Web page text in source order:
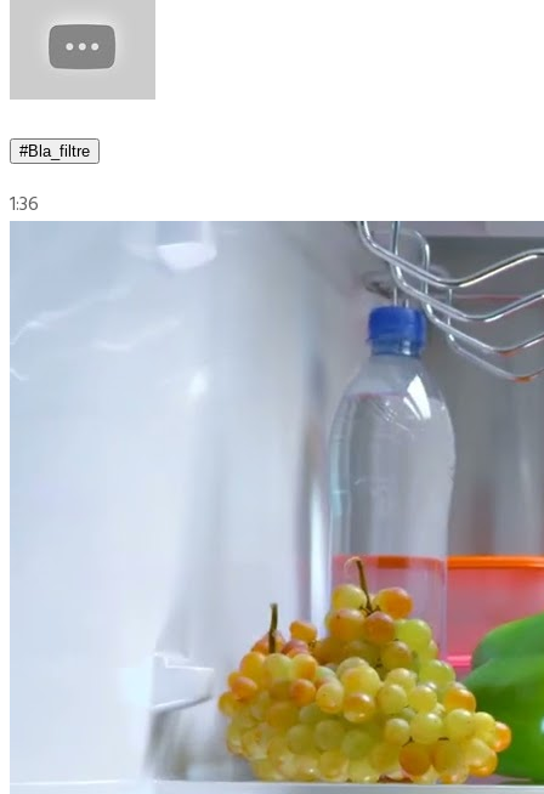
#Bla_filtre
1:36